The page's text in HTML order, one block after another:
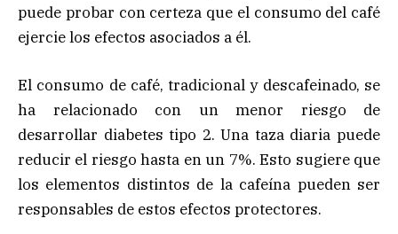
puede probar con certeza que el consumo del café
ejercie los efectos asociados a él.
El consumo de café, tradicional y descafeinado, se
ha relacionado con un menor riesgo de
desarrollar diabetes tipo 2. Una taza diaria puede
reducir el riesgo hasta en un 7%. Esto sugiere que
los elementos distintos de la cafeína pueden ser
responsables de estos efectos protectores.